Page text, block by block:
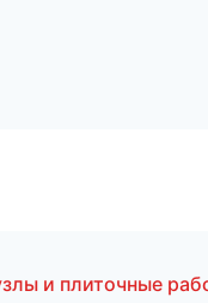
и плиточные